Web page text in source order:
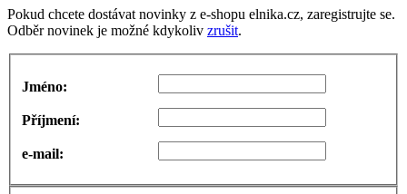
Pokud chcete dostávat novinky z e-shopu elnika.cz, zaregistrujte se.
Odběr novinek je možné kdykoliv zrušit.
Jméno:
Příjmení:
e-mail: